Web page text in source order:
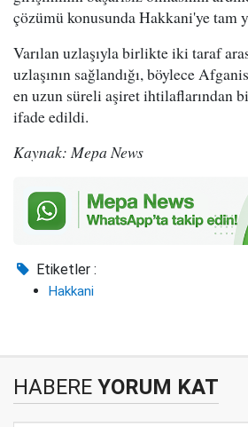
çözümü konusunda Hakkani'ye
Varılan uzlaşıyla birlikte iki taraf
uzlaşının sağlandığı, böylece
en uzun süreli aşiret ihtilaflarından
ifade edildi.
Kaynak: Mepa News
Etiketler :
Hakkani
HABERE YORUM KAT